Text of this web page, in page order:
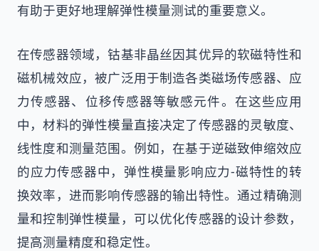
有助于更好地理解弹性模量测试的重要意义。
在传感器领域，钴基非晶丝因其优异的软磁特性和
磁机械效应，被广泛用于制造各类磁场传感器、应
力传感器、位移传感器等敏感元件。在这些应用
中，材料的弹性模量直接决定了传感器的灵敏度、
线性度和测量范围。例如，在基于逆磁致伸缩效应
的应力传感器中，弹性模量影响应力-磁特性的转
换效率，进而影响传感器的输出特性。通过精确测
量和控制弹性模量，可以优化传感器的设计参数，
提高测量精度和稳定性。